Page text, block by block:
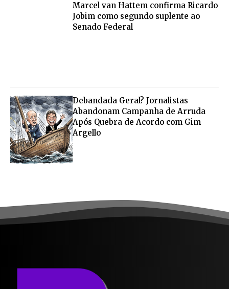
Marcel van Hattem confirma Ricardo
Jobim como segundo suplente ao
Senado Federal
Debandada Geral? Jornalistas
Abandonam Campanha de Arruda
Após Quebra de Acordo com Gim
Argello